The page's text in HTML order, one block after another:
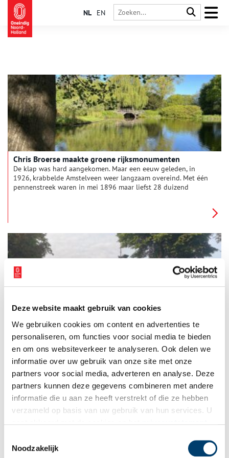
Deze website maakt gebruik van cookies
We gebruiken cookies om content en advertenties te
personaliseren, om functies voor social media te bieden
en om ons websiteverkeer te analyseren. Ook delen we
informatie over uw gebruik van onze site met onze
partners voor social media, adverteren en analyse. Deze
partners kunnen deze gegevens combineren met andere
informatie die u aan ze heeft verstrekt of die ze hebben
verzameld op basis van uw gebruik van hun services. U
Noodzakelijk
NL EN
Chris Broerse maakte groene rijksmonumenten
De klap was hard aangekomen. Maar een eeuw geleden, in
1926, krabbelde Amstelveen weer langzaam overeind. Met één
pennenstreek waren in mei 1896 maar liefst 28 duizend
(1902-1995).
Al voor de aanleg van het Amsterdamse Bos bestond Boerderij
Meerzicht. Het beroemde pannenkoekenhuis dateert uit de
negentiende eeuw, toen het nog een theeschenkerij was waar
wandelaars graag even uitrustten. Drie generaties eigenaars
hebben het veenlandschap om hen heen zien transformeren
tot het bloeiende bos van nu.